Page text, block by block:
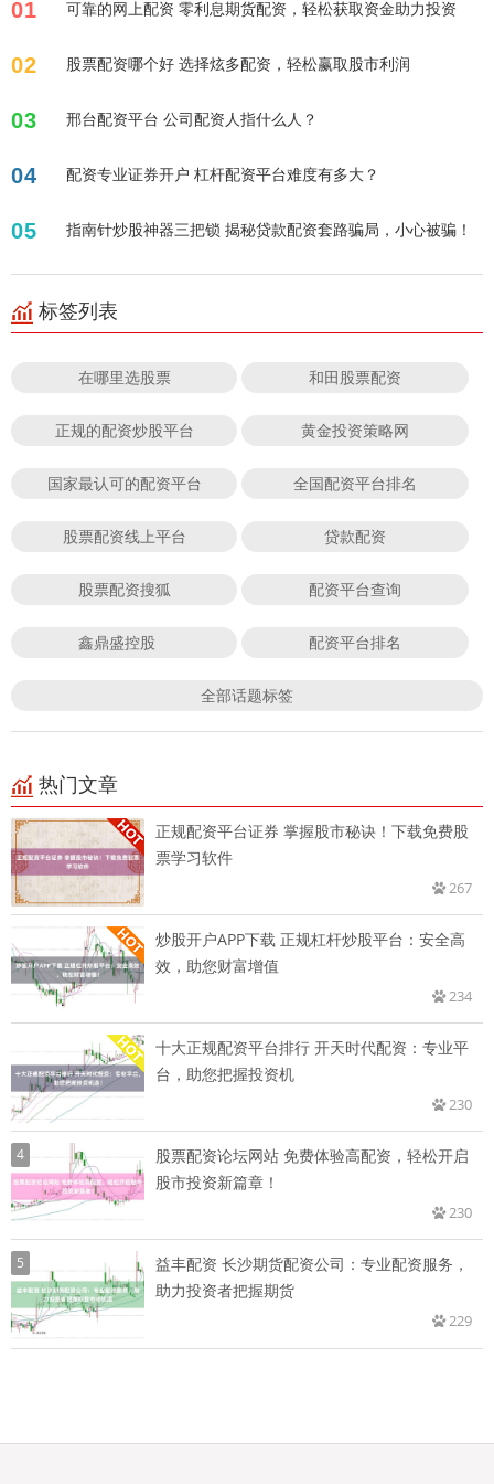
01 可靠的网上配资 零利息期货配资，轻松获取资金助力投资
02 股票配资哪个好 选择炫多配资，轻松赢取股市利润
03 邢台配资平台 公司配资人指什么人？
04 配资专业证券开户 杠杆配资平台难度有多大？
05 指南针炒股神器三把锁 揭秘贷款配资套路骗局，小心被骗！
标签列表
在哪里选股票 和田股票配资
正规的配资炒股平台 黄金投资策略网
国家最认可的配资平台 全国配资平台排名
股票配资线上平台 贷款配资
股票配资搜狐 配资平台查询
鑫鼎盛控股 配资平台排名
全部话题标签
热门文章
正规配资平台证券 掌握股市秘诀！下载免费股
票学习软件
267
炒股开户APP下载 正规杠杆炒股平台：安全高
效，助您财富增值
234
十大正规配资平台排行 开天时代配资：专业平
台，助您把握投资机
230
4
股票配资论坛网站 免费体验高配资，轻松开启
股市投资新篇章！
230
5
益丰配资 长沙期货配资公司：专业配资服务，
助力投资者把握期货
229